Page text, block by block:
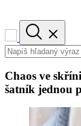
Chaos ve
šatník jednou